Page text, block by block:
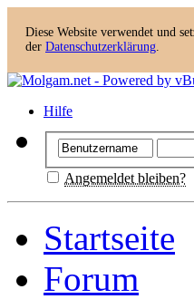
Diese Website verwendet und
der Datenschutzerklärung.
Hilfe
Angemeldet bleiben?
Startseite
Forum